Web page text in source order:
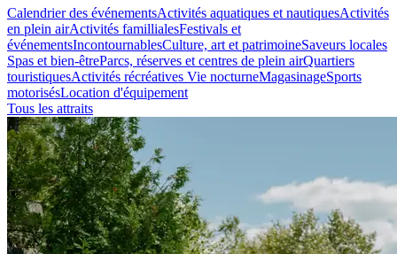
Calendrier des événementsActivités aquatiques et nautiquesActivités
en plein airActivités famillialesFestivals et
événementsIncontournablesCulture, art et patrimoineSaveurs locales
Spas et bien-êtreParcs, réserves et centres de plein airQuartiers
touristiquesActivités récréatives Vie nocturneMagasinageSports
motorisésLocation d'équipement
Tous les attraits